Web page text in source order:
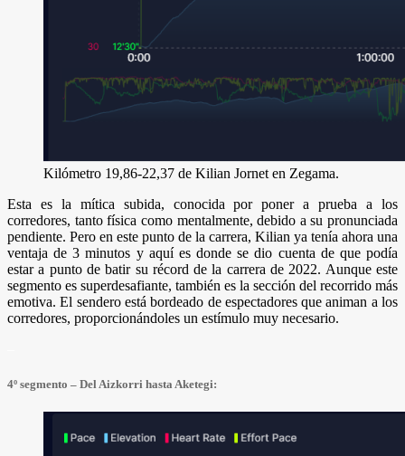
Kilómetro 19,86-22,37 de Kilian Jornet en Zegama.
Esta es la mítica subida, conocida por poner a prueba a los
corredores, tanto física como mentalmente, debido a su pronunciada
pendiente. Pero en este punto de la carrera, Kilian ya tenía ahora una
ventaja de 3 minutos y aquí es donde se dio cuenta de que podía
estar a punto de batir su récord de la carrera de 2022. Aunque este
segmento es superdesafiante, también es la sección del recorrido más
emotiva. El sendero está bordeado de espectadores que animan a los
corredores, proporcionándoles un estímulo muy necesario.
4º segmento – Del Aizkorri hasta Aketegi: